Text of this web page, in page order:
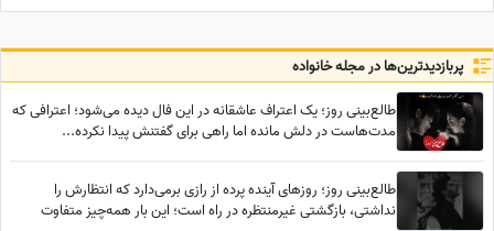
پربازدید‌ترین‌ها در مجله خانواده
طالع‌بینی روز؛ یک اعتراف عاشقانه در این فال دیده می‌شود؛ اعترافی که
مدت‌هاست در دلش مانده اما راهی برای گفتنش پیدا نکرده...
طالع‌بینی روز؛ روزهای آینده پرده از رازی برمی‌دارد که انتظارش را
نداشتی، بازگشتی غیرمنتظره در راه است؛ این بار همه‌چیز متفاوت